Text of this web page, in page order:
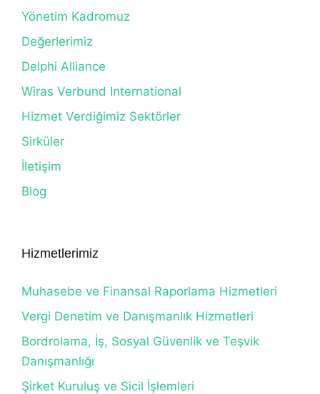
Yönetim Kadromuz
Değerlerimiz
Delphi Alliance
Wiras Verbund International
Hizmet Verdiğimiz Sektörler
Sirküler
İletişim
Blog
Hizmetlerimiz
Muhasebe ve Finansal Raporlama Hizmetleri
Vergi Denetim ve Danışmanlık Hizmetleri
Bordrolama, İş, Sosyal Güvenlik ve Teşvik
Danışmanlığı
Şirket Kuruluş ve Sicil İşlemleri